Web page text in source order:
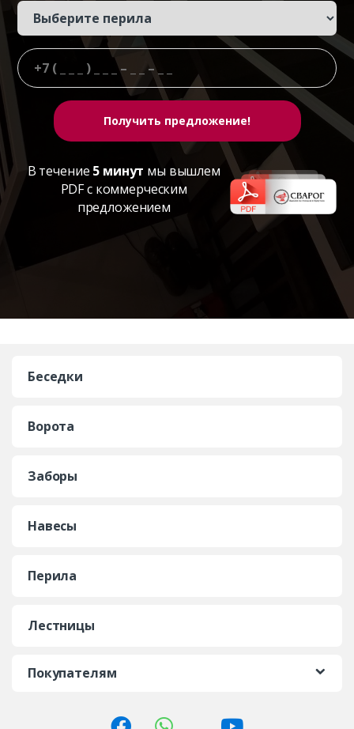
В течение 5 минут мы вышлем
PDF с коммерческим
предложением
Беседки
Ворота
Заборы
Навесы
Перила
Лестницы
Покупателям